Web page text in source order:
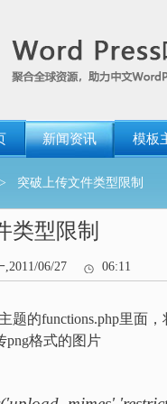
新闻资讯 模板
突破上传文件类型限制
类型限制
,2011/06/27 06:11
题的functions.php里面
png格式的图片